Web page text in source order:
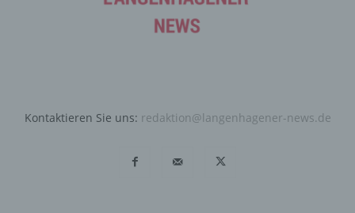
Kontaktieren Sie uns: redaktion@langenhagener-news.de
Die betroffene Person kann die Setzung von Cookies
durch unsere Internetseite jederzeit mittels einer
Internetbrowser oder andere Softwareprogramme
Internetbrowsern möglich. Deaktiviert die betroffene